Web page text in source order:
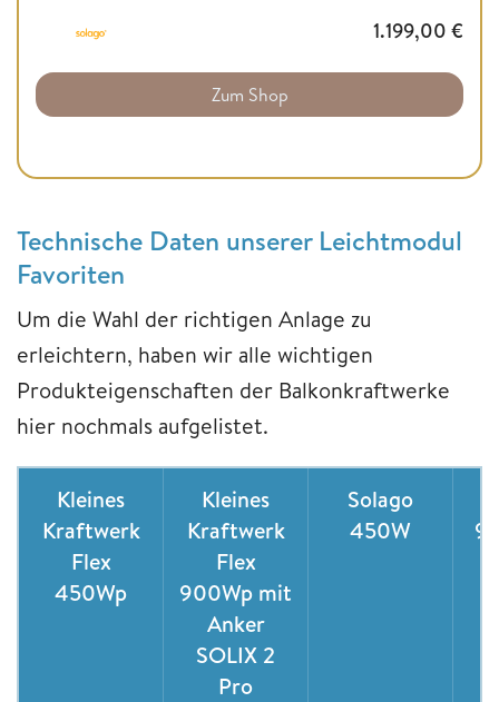
1.199,00 €
Zum Shop
Technische Daten unserer Leichtmodul
Favoriten
Um die Wahl der richtigen Anlage zu
erleichtern, haben wir alle wichtigen
Produkteigenschaften der Balkonkraftwerke
hier nochmals aufgelistet.
Kleines
Kraftwerk
Flex
450Wp
Kleines
Kraftwerk
Flex
900Wp mit
Anker
SOLIX 2
Pro
Solago
450W